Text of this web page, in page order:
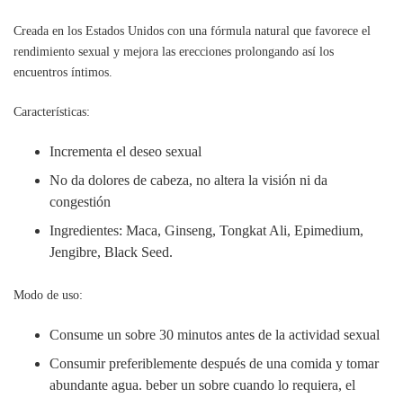
Creada en los Estados Unidos con una fórmula natural que favorece el
rendimiento sexual y mejora las erecciones prolongando así los
encuentros íntimos.
Características:
Incrementa el deseo sexual
No da dolores de cabeza, no altera la visión ni da
congestión
Ingredientes: Maca, Ginseng, Tongkat Ali, Epimedium,
Jengibre, Black Seed.
Modo de uso:
Consume un sobre 30 minutos antes de la actividad sexual
Consumir preferiblemente después de una comida y tomar
abundante agua. beber un sobre cuando lo requiera, el